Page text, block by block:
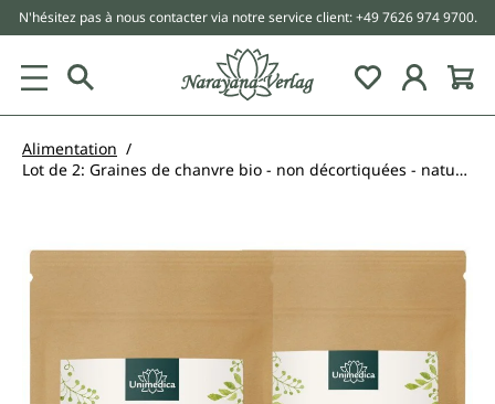
principal
N'hésitez pas à nous contacter via notre service client: +49 7626 974 9700.
Alimentation
Lot de 2: Graines de chanvre bio - non décortiquées - naturelles - 2 x 500 g - par Unimedica